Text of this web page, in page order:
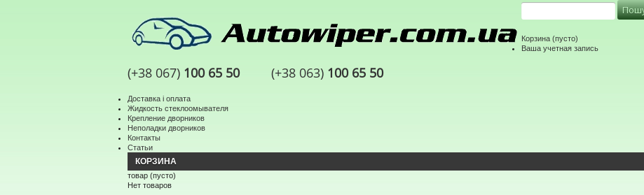
(+38 067) 100 65 50 (+38 063) 100 65 50
Корзина (пусто)
Ваша учетная запись
Доставка і оплата
Жидкость стеклоомывателя
Крепление дворников
Неполадки дворников
Контакты
Статьи
КОРЗИНА
товар (пусто)
Нет товаров